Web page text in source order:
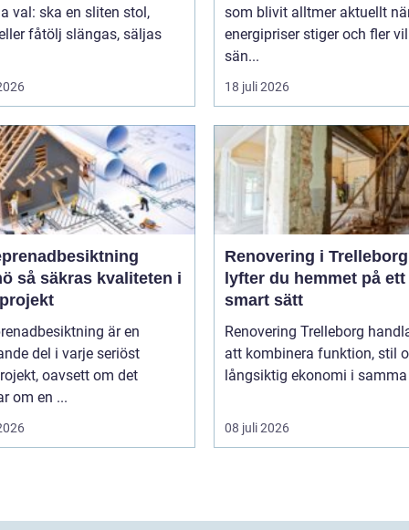
val: ska en sliten stol,
fåtölj slängas, säljas
som blivit alltmer aktuellt
energipriser stiger och fler
sän...
18 juli 2026
i
är en
del i varje seriöst
oavsett om det
om en ...
Renovering i
lyfter du hemmet på ett
smart sätt
Renovering Trelleborg
att kombinera funktion, stil
långsiktig ekonomi i samma
08 juli 2026